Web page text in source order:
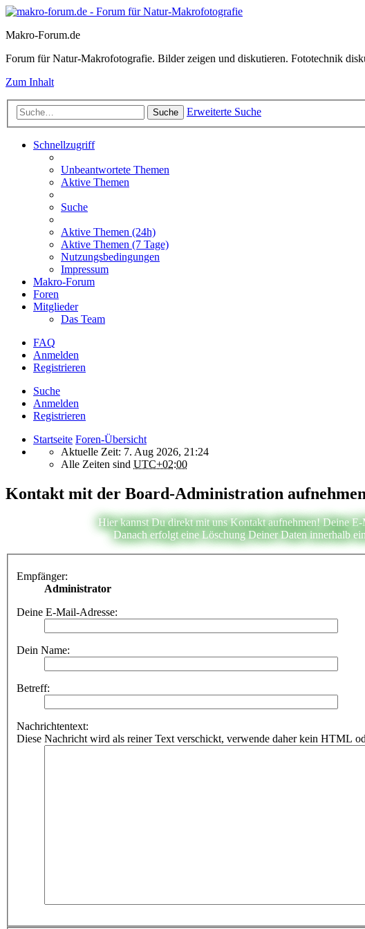
Makro-Forum.de
Forum für Natur-Makrofotografie. Bilder zeigen und diskutieren. Fototechnik
Zum Inhalt
Suche Erweiterte Suche
Schnellzugriff
Unbeantwortete Themen
Aktive Themen
Suche
Aktive Themen (24h)
Aktive Themen (7 Tage)
Nutzungsbedingungen
Impressum
Makro-Forum
Foren
Mitglieder
Das Team
FAQ
Anmelden
Registrieren
Suche
Anmelden
Registrieren
Startseite Foren-Übersicht
Aktuelle Zeit: 7. Aug 2026, 21:24
Alle Zeiten sind UTC+02:00
Kontakt mit der Board-Administration aufnehmen
Hier kannst Du direkt mit uns Kontakt aufnehmen! Deine
Danach erfolgt eine Löschung Deiner Daten innerhalb
Empfänger:
Administrator
Deine E-Mail-Adresse:
Dein Name:
Betreff:
Nachrichtentext:
Diese Nachricht wird als reiner Text verschickt, verwende daher kein HTML